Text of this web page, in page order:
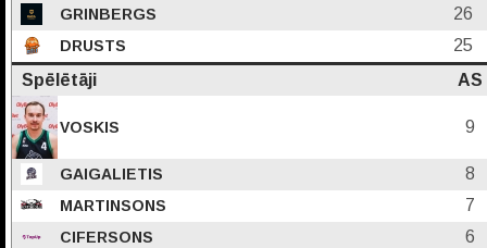
GRINBERGS 26
DRUSTS
25
Spēlētāji
AS
VOSKIS 9
GAIGALIETIS 8
MARTINSONS 7
CIFERSONS 6